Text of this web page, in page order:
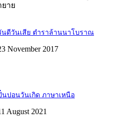
าย
นดีวันเสีย ตำราล้านนาโบราณ
November 2017
นปอนวันเกิด ภาษาเหนือ
August 2021